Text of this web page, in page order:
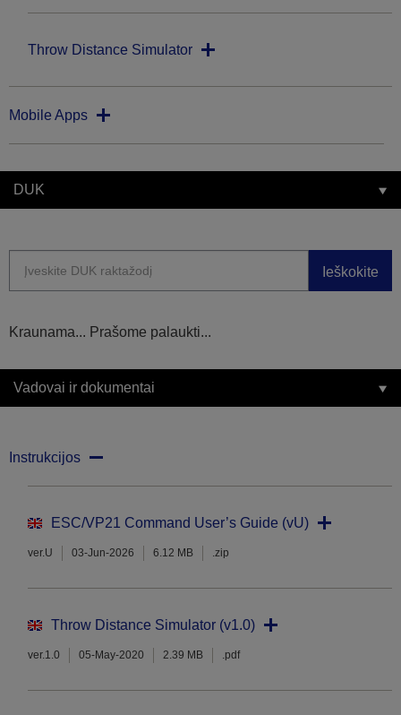
Throw Distance Simulator
Mobile Apps
DUK
Ieškokite
Kraunama... Prašome palaukti...
Vadovai ir dokumentai
Instrukcijos
ESC/VP21 Command User’s Guide (vU)
ver.U 03-Jun-2026 6.12 MB .zip
Throw Distance Simulator (v1.0)
ver.1.0 05-May-2020 2.39 MB .pdf